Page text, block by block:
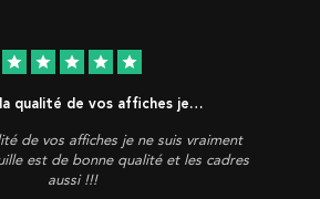
star star star star star
qualité de vos affiches je…
de vos affiches je ne suis vraiment
est de bonne qualité et les cadres
aussi !!!